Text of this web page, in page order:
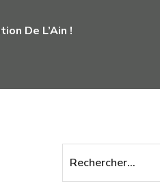
De L’Ain !